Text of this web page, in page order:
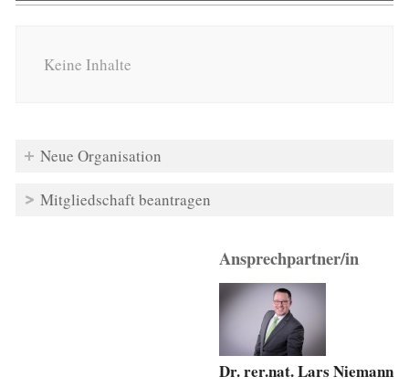
Keine Inhalte
Neue Organisation
Mitgliedschaft beantragen
Ansprechpartner/in
Dr. rer.nat. Lars Niemann